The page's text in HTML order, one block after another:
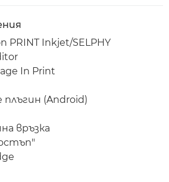
PRINT Inkjet/SELPHY
In Print
плъгин (Android)
връзка